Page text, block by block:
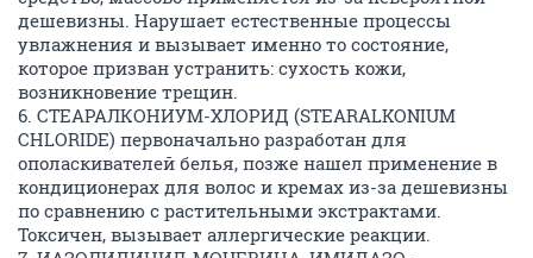
дешевизны. Нарушает естественные процессы
увлажнения и вызывает именно то состояние,
которое призван устранить: сухость кожи,
возникновение трещин.
6. СТЕАРАЛКОНИУМ-ХЛОРИД (STEARALKONIUM
CHLORIDE) первоначально разработан для
ополаскивателей белья, позже нашел применение в
кондиционерах для волос и кремах из-за дешевизны
по сравнению с растительными экстрактами.
Токсичен, вызывает аллергические реакции.